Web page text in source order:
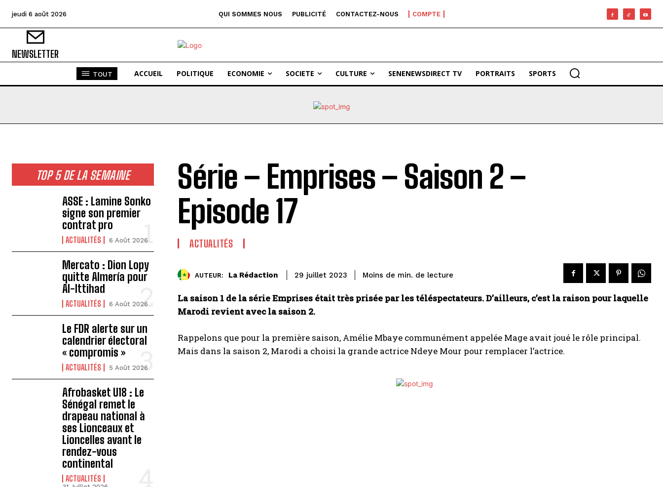
jeudi 6 août 2026 QUI SOMMES NOUS PUBLICITÉ CONTACTEZ-NOUS COMPTE
NEWSLETTER
TOUT ACCUEIL POLITIQUE ECONOMIE SOCIETE CULTURE SENENEWSDIRECT TV PORTRAITS SPORTS
TOP 5 DE LA SEMAINE
ASSE : Lamine Sonko
signe son premier
contrat pro
ACTUALITÉS 6 Août 2026
Mercato : Dion Lopy
quitte Almería pour
Al-Ittihad
ACTUALITÉS 6 Août 2026
Le FDR alerte sur un
calendrier électoral
« compromis »
ACTUALITÉS 5 Août 2026
Afrobasket U18 : Le
Sénégal remet le
drapeau national à
ses Lionceaux et
Lioncelles avant le
rendez-vous
continental
ACTUALITÉS
Série – Emprises – Saison 2 –
Episode 17
ACTUALITÉS
AUTEUR: La Rédaction 29 juillet 2023 Moins de min. de lecture
La saison 1 de la série Emprises était très prisée par les téléspectateurs. D’ailleurs, c’est la raison pour laquelle
Marodi revient avec la saison 2.
Rappelons que pour la première saison, Amélie Mbaye communément appelée Mage avait joué le rôle principal.
Mais dans la saison 2, Marodi a choisi la grande actrice Ndeye Mour pour remplacer l’actrice.